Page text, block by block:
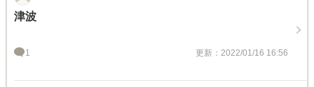
津波
1 更新：2022/01/16 16:56